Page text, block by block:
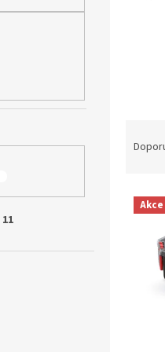
11
nV Akce